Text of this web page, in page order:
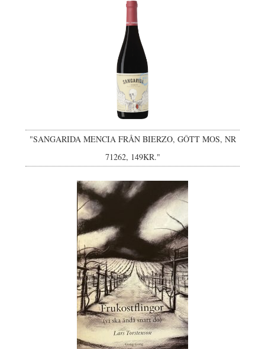
"SANGARIDA MENCIA FRÅN BIERZO, GÔTT MOS, NR
71262, 149KR."